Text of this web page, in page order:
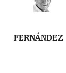
FERNÁNDEZ